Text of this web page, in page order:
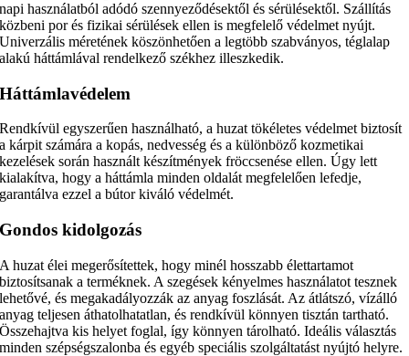
napi használatból adódó szennyeződésektől és sérülésektől. Szállítás
közbeni por és fizikai sérülések ellen is megfelelő védelmet nyújt.
Univerzális méretének köszönhetően a legtöbb szabványos, téglalap
alakú háttámlával rendelkező székhez illeszkedik.
Háttámlavédelem
Rendkívül egyszerűen használható, a huzat tökéletes védelmet biztosít
a kárpit számára a kopás, nedvesség és a különböző kozmetikai
kezelések során használt készítmények fröccsenése ellen. Úgy lett
kialakítva, hogy a háttámla minden oldalát megfelelően lefedje,
garantálva ezzel a bútor kiváló védelmét.
Gondos kidolgozás
A huzat élei megerősítettek, hogy minél hosszabb élettartamot
biztosítsanak a terméknek. A szegések kényelmes használatot tesznek
lehetővé, és megakadályozzák az anyag foszlását. Az átlátszó, vízálló
anyag teljesen áthatolhatatlan, és rendkívül könnyen tisztán tartható.
Összehajtva kis helyet foglal, így könnyen tárolható. Ideális választás
minden szépségszalonba és egyéb speciális szolgáltatást nyújtó helyre.